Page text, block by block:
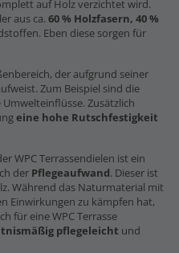
auf Holz verzichtet wird.
aus ca. 60 % Holzfasern, 40 %
Eben diese sorgen für
der aufgrund seiner
Zum Beispiel sind die
Zusätzlich
eine hohe Rutschfestigkeit
WPC Terrassendielen ist ein
der Pflegeaufwand. Dieser ist
Während das Naturmaterial mit
Einwirkungen zu kämpfen hat,
für eine WPC Terrasse
pflegeleicht und